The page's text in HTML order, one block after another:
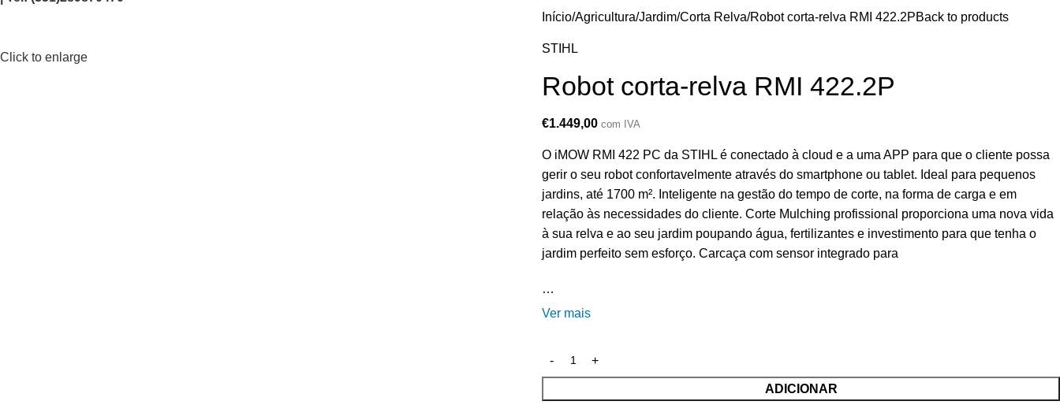
Click to enlarge
Início Agricultura/Jardim Corta Relva Robot corta-relva RMI 422.2PBack to products
STIHL
Robot corta-relva RMI 422.2P
€1.449,00 com IVA
O iMOW RMI 422 PC da STIHL é conectado à cloud e a uma APP para que o cliente possa
gerir o seu robot confortavelmente através do smartphone ou tablet. Ideal para pequenos
jardins, até 1700 m². Inteligente na gestão do tempo de corte, na forma de carga e em
relação às necessidades do cliente. Corte Mulching profissional proporciona uma nova vida
à sua relva e ao seu jardim poupando água, fertilizantes e investimento para que tenha o
jardim perfeito sem esforço. Carcaça com sensor integrado para
…
Ver mais
ADICIONAR